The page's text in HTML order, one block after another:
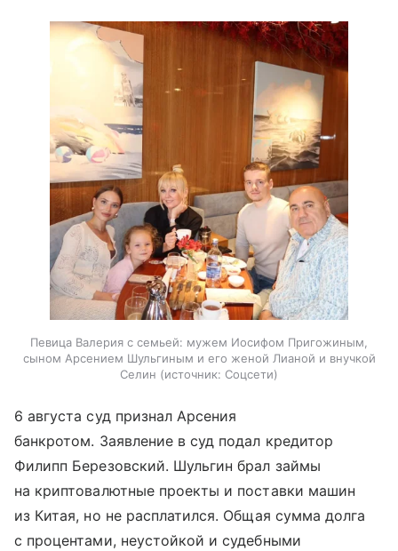
Певица Валерия с семьей: мужем Иосифом Пригожиным,
сыном Арсением Шульгиным и его женой Лианой и внучкой
Селин
источник: Соцсети
6 августа суд признал Арсения
банкротом. Заявление в суд подал кредитор
Филипп Березовский. Шульгин брал займы
на криптовалютные проекты и поставки машин
из Китая, но не расплатился. Общая сумма долга
с процентами, неустойкой и судебными